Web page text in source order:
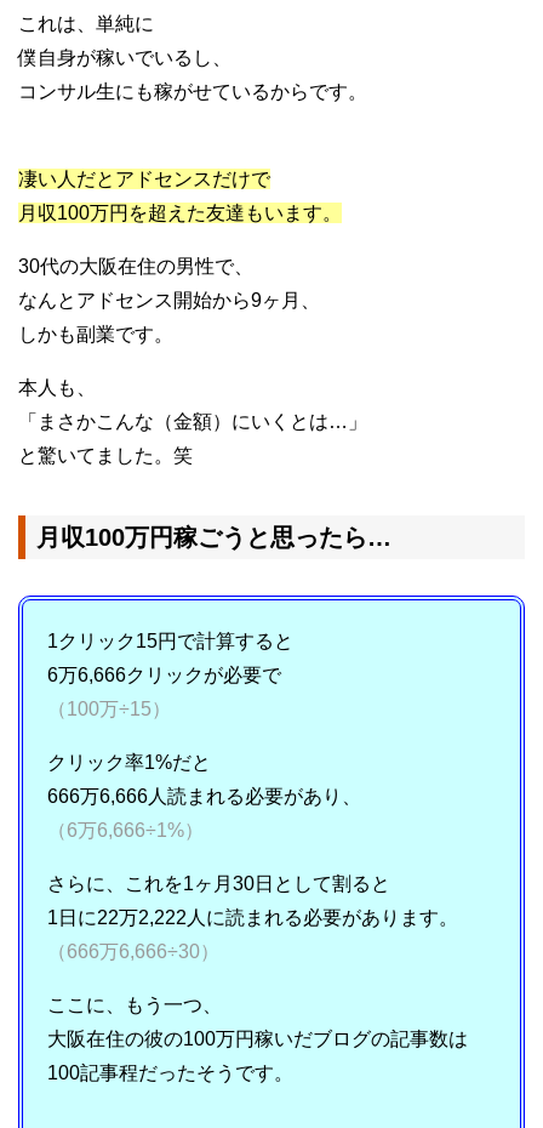
これは、単純に
僕自身が稼いでいるし、
コンサル生にも稼がせているからです。
凄い人だとアドセンスだけで
月収100万円を超えた友達もいます。
30代の大阪在住の男性で、
なんとアドセンス開始から9ヶ月、
しかも副業です。
本人も、
「まさかこんな（金額）にいくとは…」
と驚いてました。笑
月収100万円稼ごうと思ったら…
1クリック15円で計算すると
6万6,666クリックが必要で
（100万÷15）
クリック率1%だと
666万6,666人読まれる必要があり、
（6万6,666÷1%）
さらに、これを1ヶ月30日として割ると
1日に22万2,222人に読まれる必要があります。
（666万6,666÷30）
ここに、もう一つ、
大阪在住の彼の100万円稼いだブログの記事数は
100記事程だったそうです。